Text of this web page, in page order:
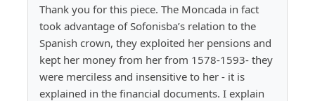
Thank you for this piece. The Moncada in fact
took advantage of Sofonisba’s relation to the
Spanish crown, they exploited her pensions and
kept her money from her from 1578-1593- they
were merciless and insensitive to her - it is
explained in the financial documents. I explain